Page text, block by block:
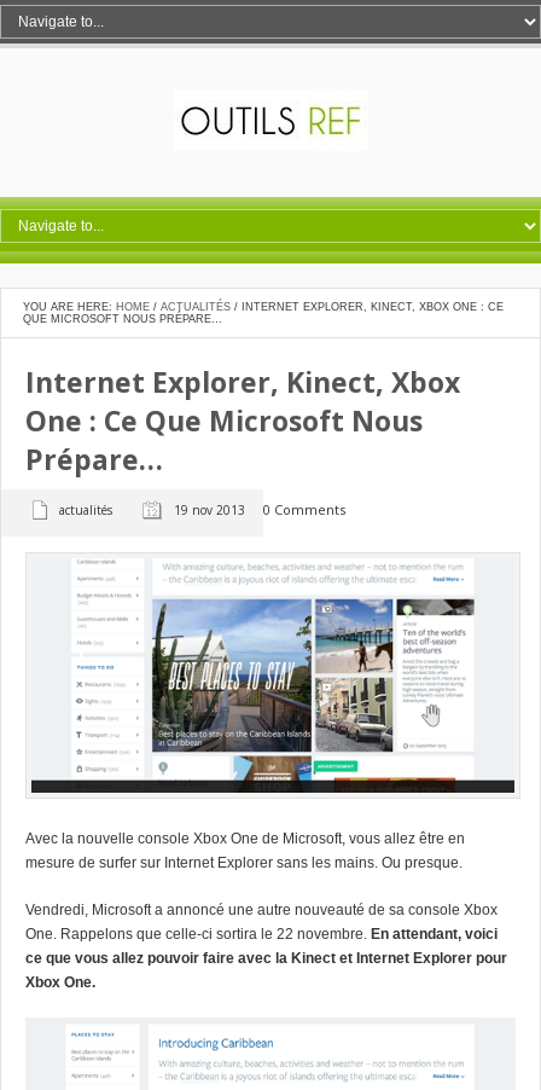
YOU ARE HERE: HOME / ACTUALITÉS /
INTERNET EXPLORER, KINECT, XBOX ONE : CE
QUE MICROSOFT NOUS PRÉPARE…
Internet Explorer, Kinect, Xbox
One : Ce Que Microsoft Nous
Prépare…
actualités 19 nov 2013 0 Comments
Avec la nouvelle console Xbox One de Microsoft, vous allez être en
mesure de surfer sur Internet Explorer sans les mains. Ou presque.
Vendredi, Microsoft a annoncé une autre nouveauté de sa console Xbox
One. Rappelons que celle-ci sortira le 22 novembre. En attendant, voici
ce que vous allez pouvoir faire avec la Kinect et Internet Explorer pour
Xbox One.